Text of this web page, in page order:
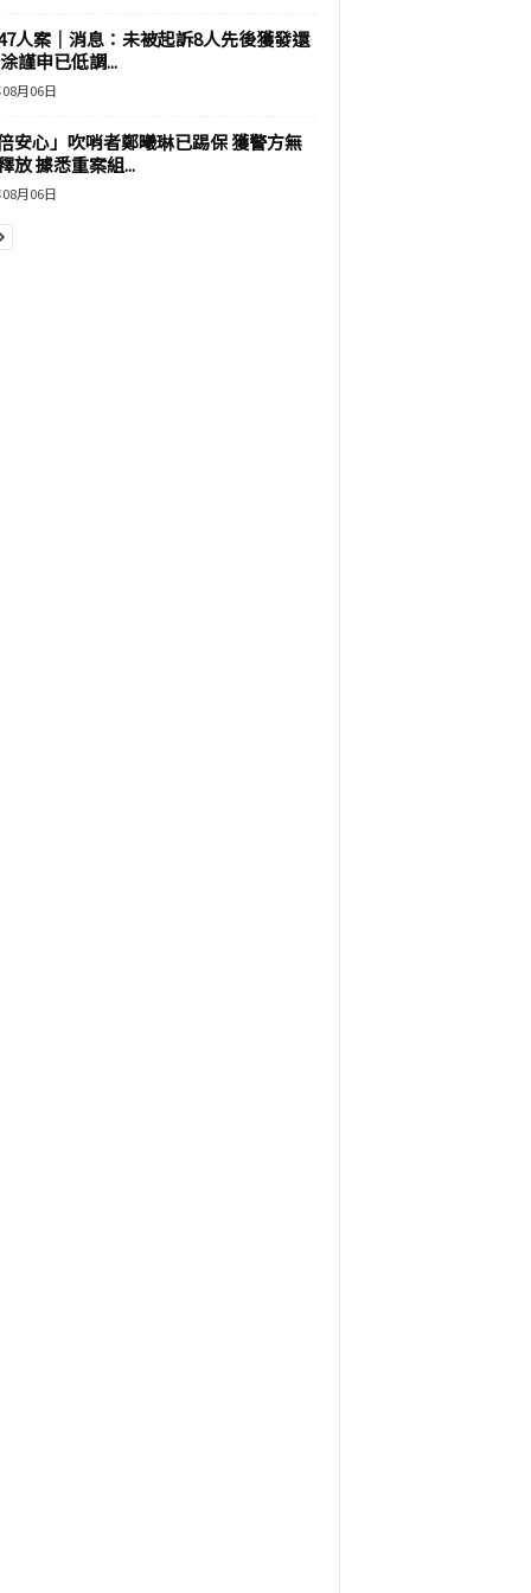
人案｜消息：未被起訴8人先後獲發還
謹申已低調...
月06日
安心」吹哨者鄭曦琳已踢保 獲警方無
放 據悉重案組...
月06日